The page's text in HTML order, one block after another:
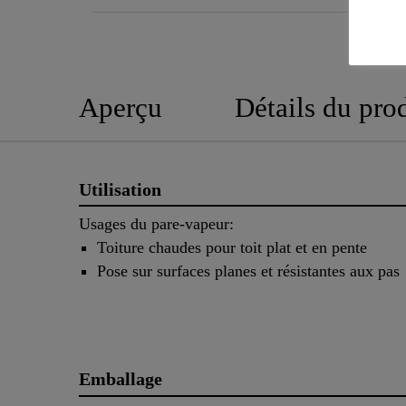
Aperçu Détails du
Utilisation
Usages du pare-vapeur:
Toiture chaudes pour toit plat et en pente
Pose sur surfaces planes et résistantes aux pas
Emballage